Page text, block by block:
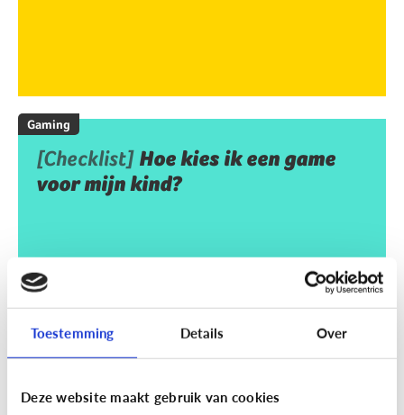
Toestemming Details Over
Deze website maakt gebruik van cookies
Gaming
[Checklist] Hoe kies ik een game
voor mijn kind?